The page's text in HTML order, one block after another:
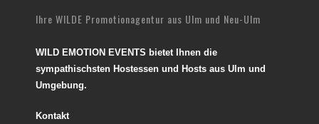
Ihre WILDE Promotionagentur aus Ulm und Neu-Ulm
WILD EMOTION EVENTS bietet Ihnen die
sympathischsten Hostessen und Hosts aus Ulm und
Umgebung.
Kontakt